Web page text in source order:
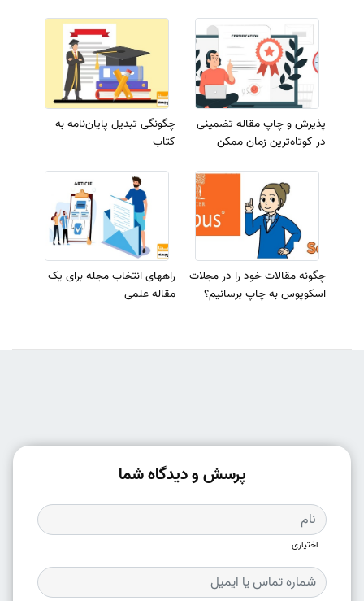
پذیرش و چاپ مقاله تضمینی
در کوتاه‌ترین زمان ممکن
چگونگی تبدیل پایان‌نامه به
کتاب
چگونه مقالات خود را در مجلات
اسکوپوس به چاپ برسانیم؟
راههای انتخاب مجله برای یک
مقاله علمی
پرسش و دیدگاه شما
اختیاری